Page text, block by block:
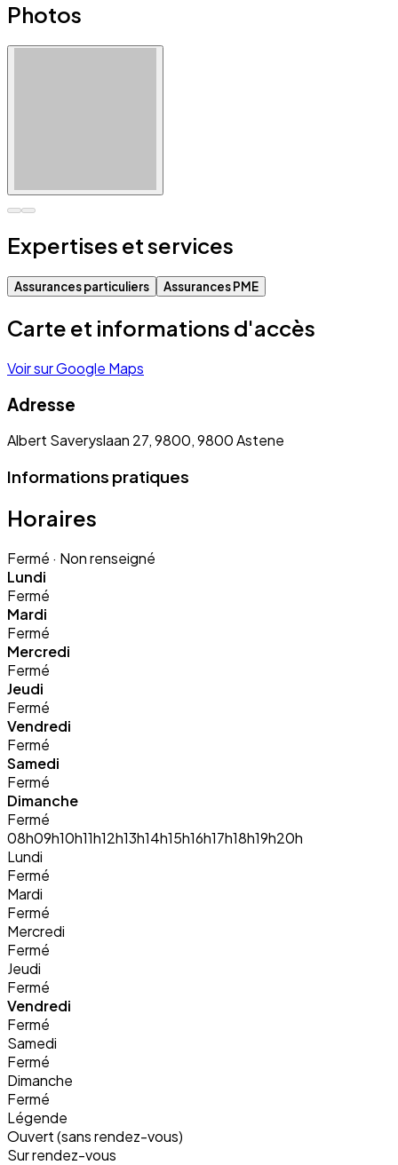
Photos
Expertises et services
Assurances particuliers Assurances PME
Carte et informations d'accès
Voir sur Google Maps
Adresse
Albert Saveryslaan 27, 9800, 9800 Astene
Informations pratiques
Horaires
Fermé · Non renseigné
Lundi
Fermé
Mardi
Fermé
Mercredi
Fermé
Jeudi
Fermé
Vendredi
Fermé
Samedi
Fermé
Dimanche
Fermé
08h09h10h11h12h13h14h15h16h17h18h19h20h
Lundi
Fermé
Mardi
Fermé
Mercredi
Fermé
Jeudi
Fermé
Vendredi
Fermé
Samedi
Fermé
Dimanche
Fermé
Légende
Ouvert (sans rendez-vous)
Sur rendez-vous